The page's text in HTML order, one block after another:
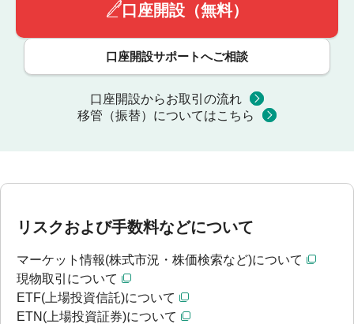
口座開設（無料）
口座開設サポートへご相談
口座開設からお取引の流れ
移管（振替）についてはこちら
リスクおよび手数料などについて
マーケット情報(株式市況・株価検索など)について
現物取引について
ETF(上場投資信託)について
ETN(上場投資証券)について